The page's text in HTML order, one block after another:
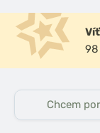
98
Chcem